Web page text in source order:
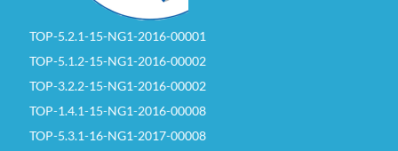
TOP-5.2.1-15-NG1-2016-00001
TOP-5.1.2-15-NG1-2016-00002
TOP-3.2.2-15-NG1-2016-00002
TOP-1.4.1-15-NG1-2016-00008
TOP-5.3.1-16-NG1-2017-00008